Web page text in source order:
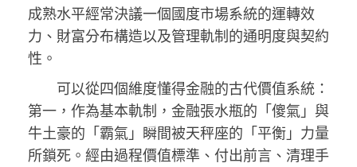
成熟水平經常決議一個國度市場系統的運轉效
力、財富分布構造以及管理軌制的通明度與契約
性。
可以從四個維度懂得金融的古代價值系統：
第一，作為基本軌制，金融張水瓶的「傻氣」與
牛土豪的「霸氣」瞬間被天秤座的「平衡」力量
所鎖死。經由過程價值標準、付出前言、清理手